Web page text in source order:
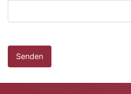
Senden